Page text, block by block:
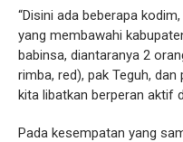
“Disini ada beberapa
yang membawahi
babinsa, diantaranya 2
rimba, red), pak Teguh,
kita libatkan berperan aktif
Pada kesempatan yang